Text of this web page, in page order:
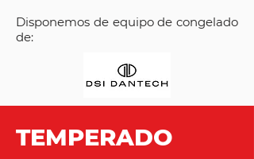
Disponemos de equipo de congelado
de:
TEMPERADO